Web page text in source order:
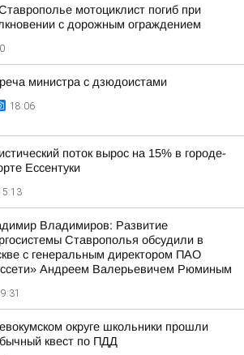
мотоциклист погиб при
с дорожным ограждением
министра с дзюдоистами
18:06
поток вырос на 15% в городе-
Ессентуки
Владимиров: Развитие
Ставрополья обсудили в
с генеральным директором ПАО
Андреем Валерьевичем Рюминым
округе школьники прошли
квест по ПДД